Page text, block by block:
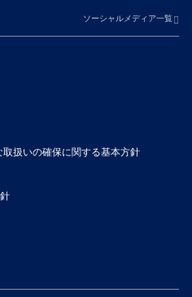
ソーシャルメディア一覧
扱いの確保に関する基本方針